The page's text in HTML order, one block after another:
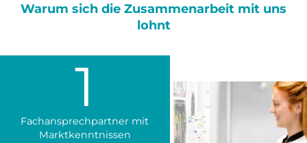
Warum sich die Zusammenarbeit mit uns
lohnt
1
Fachansprechpartner mit
Marktkenntnissen